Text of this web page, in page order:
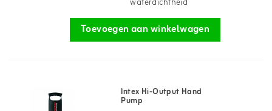
waterdichtheid
Toevoegen aan winkelwagen
Intex Hi-Output Hand
Pump